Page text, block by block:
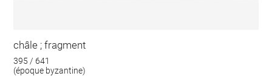
châle ; fragment
395 / 641
(époque byzantine)